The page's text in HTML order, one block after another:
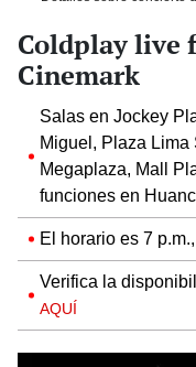
Coldplay live
Cinemark
Salas en Jockey
Miguel, Plaza Lima
Megaplaza, Mall
funciones en
El horario es 7
Verifica la
AQUÍ